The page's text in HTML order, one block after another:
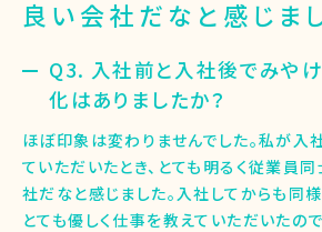
良い会社だなと感じま
Q3. 入社前と入社後でみや
化はありましたか？
ほぼ印象は変わりませんでした。私が入
ていただいたとき、とても明るく従業員
社だなと感じました。入社してからも同
とても優しく仕事を教えていただいたの